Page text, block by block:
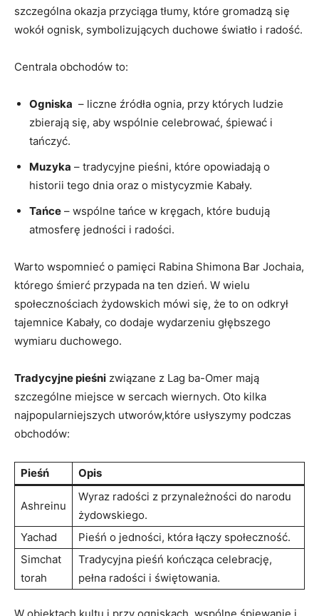
szczególna okazja przyciąga ⁢tłumy, które gromadzą się
wokół ⁤ognisk, symbolizujących duchowe światło i radość.
Centrala obchodów to:
Ogniska ‍ – liczne źródła ognia, przy których ludzie
zbierają ‍się, aby wspólnie celebrować, śpiewać i
tańczyć.
Muzyka – tradycyjne pieśni, które opowiadają o
historii tego dnia oraz o mistycyzmie Kabały.
Tańce – wspólne⁣ tańce w kręgach, które budują
atmosferę jedności i radości.
Warto‌ wspomnieć o pamięci Rabina Shimona Bar ‌Jochaia,
którego śmierć ⁢przypada na ⁤ten dzień. W wielu
społecznościach żydowskich mówi się, że to on odkrył
tajemnice Kabały, co dodaje wydarzeniu głębszego​
wymiaru duchowego.
Tradycyjne pieśni związane z Lag ba-Omer mają
szczególne ⁢miejsce w sercach wiernych. Oto kilka‍
najpopularniejszych‍ utworów,które usłyszymy podczas⁤
obchodów:
Pieśń Opis
Ashreinu
Wyraz radości ⁣z przynależności do ⁣narodu
żydowskiego.
Yachad
Pieśń o jedności, która‌ łączy społeczność.
Simchat
torah
Tradycyjna pieśń kończąca celebrację,
pełna radości i świętowania.